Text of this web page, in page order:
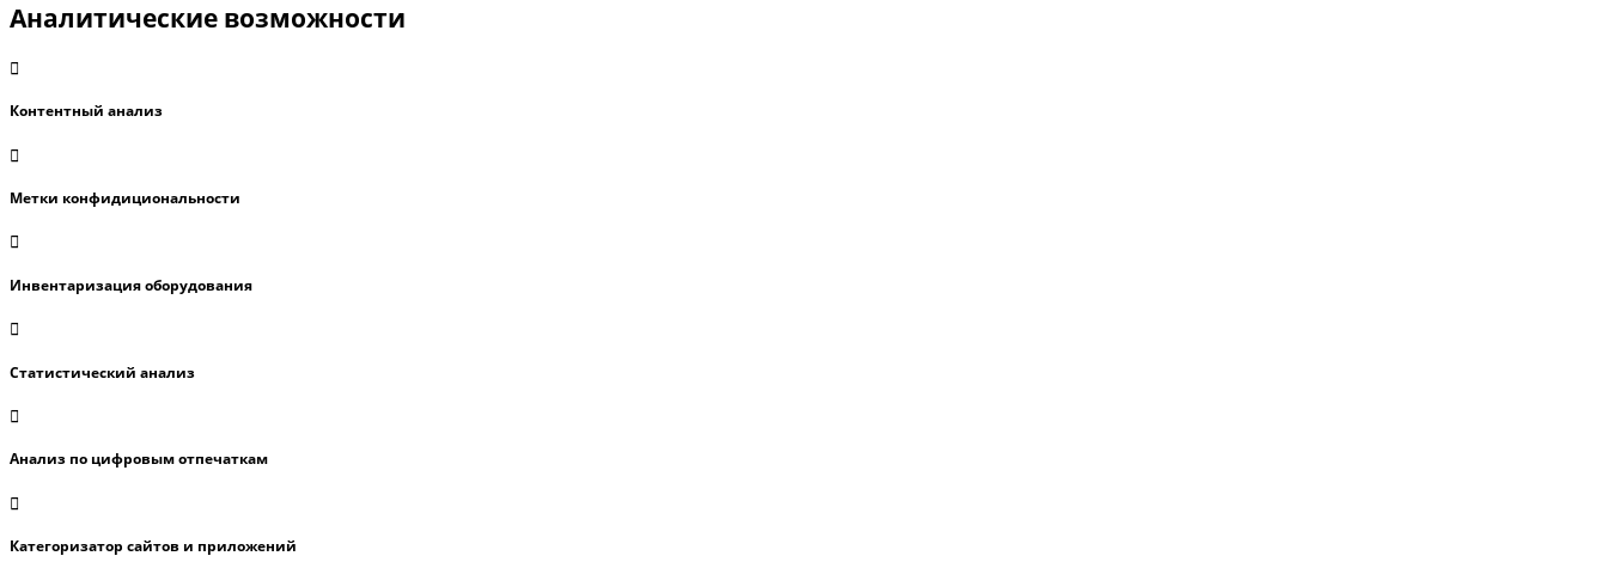
Аналитические возможности
Контентный анализ
Метки конфидициональности
Инвентаризация оборудования
Статистический анализ
Анализ по цифровым отпечаткам
Категоризатор сайтов и приложений